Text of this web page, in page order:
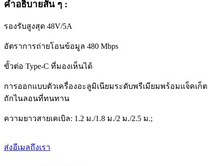
คำอธิบายสั้น ๆ :
รองรับสูงสุด 48V/5A
อัตราการถ่ายโอนข้อมูล 480 Mbps
ขั้วต่อ Type-C ที่มองเห็นได้
การออกแบบตัวเครื่องอะลูมิเนียมระดับพรีเมียมพร้อมแจ็คเก็ต
ถักไนลอนที่ทนทาน
ความยาวสายเคเบิล: 1.2 ม./1.8 ม./2 ม./2.5 ม.;
ส่งอีเมลถึงเรา